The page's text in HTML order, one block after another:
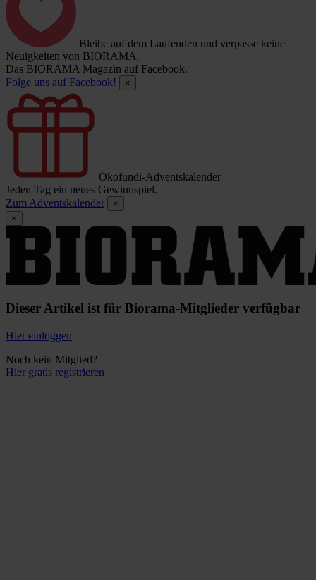
Bleibe auf dem Laufenden und verpasse keine
Neuigkeiten von BIORAMA.
Das BIORAMA Magazin auf Facebook.
Folge uns auf Facebook!
×
Ökofundi-Adventskalender
Jeden Tag ein neues Gewinnspiel.
Zum Adventskalender
×
×
Dieser Artikel ist für Biorama-Mitglieder verfügbar
Hier einloggen
Noch kein Mitglied?
Hier gratis registrieren